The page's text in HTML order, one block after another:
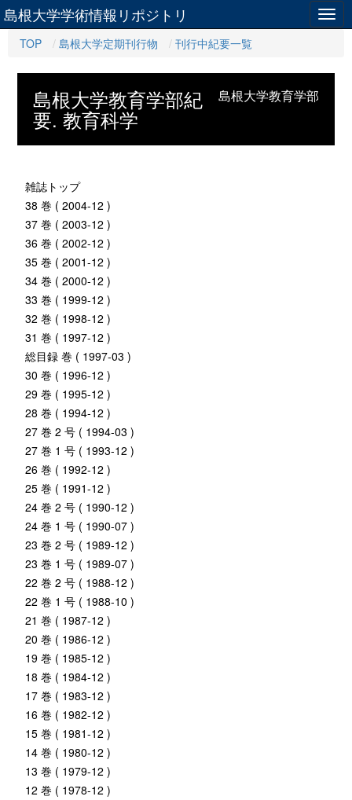
島根大学学術情報リポジトリ
TOP 島根大学定期刊行物 刊行中紀要一覧
島根大学教育学部
島根大学教育学部紀
要. 教育科学
雑誌トップ
38 巻 ( 2004-12 )
37 巻 ( 2003-12 )
36 巻 ( 2002-12 )
35 巻 ( 2001-12 )
34 巻 ( 2000-12 )
33 巻 ( 1999-12 )
32 巻 ( 1998-12 )
31 巻 ( 1997-12 )
総目録 巻 ( 1997-03 )
30 巻 ( 1996-12 )
29 巻 ( 1995-12 )
28 巻 ( 1994-12 )
27 巻 2 号 ( 1994-03 )
27 巻 1 号 ( 1993-12 )
26 巻 ( 1992-12 )
25 巻 ( 1991-12 )
24 巻 2 号 ( 1990-12 )
24 巻 1 号 ( 1990-07 )
23 巻 2 号 ( 1989-12 )
23 巻 1 号 ( 1989-07 )
22 巻 2 号 ( 1988-12 )
22 巻 1 号 ( 1988-10 )
21 巻 ( 1987-12 )
20 巻 ( 1986-12 )
19 巻 ( 1985-12 )
18 巻 ( 1984-12 )
17 巻 ( 1983-12 )
16 巻 ( 1982-12 )
15 巻 ( 1981-12 )
14 巻 ( 1980-12 )
13 巻 ( 1979-12 )
12 巻 ( 1978-12 )